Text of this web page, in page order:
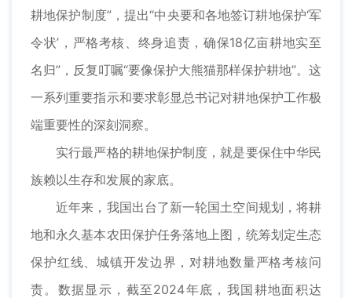
耕地保护制度”，提出“中央要和各地签订耕地保护‘军
令状’，严格考核、终身追责，确保18亿亩耕地实至
名归”，反复叮嘱“要像保护大熊猫那样保护耕地”。这
一系列重要指示和要求彰显总书记对耕地保护工作极
端重要性的深刻洞察。
实行最严格的耕地保护制度，就是要保住中华民
族赖以生存和发展的家底。
近年来，我国出台了新一轮国土空间规划，将耕
地和永久基本农田保护任务落地上图，统筹划定生态
保护红线、城镇开发边界，对耕地数量严格考核问
责。数据显示，截至2024年底，我国耕地面积达